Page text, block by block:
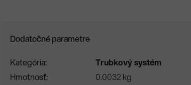
Dodatočné parametre
Kategória
Trubkový systém
Hmotnosť
0.0032 kg